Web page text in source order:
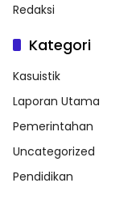
Redaksi
Kategori
Kasuistik
Laporan Utama
Pemerintahan
Uncategorized
Pendidikan